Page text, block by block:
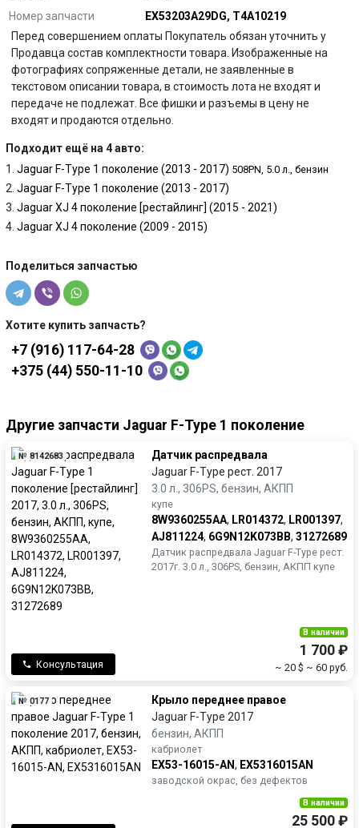
Номер запчасти
EX53203A29DG, T4A10219
Перед совершением оплаты Покупатель обязан уточнить у
Продавца состав комплектности товара. Изображенные на
фотографиях сопряженные детали, не заявленные в
текстовом описании товара, в стоимость лота не входят и
передаче не подлежат. Все фишки и разъемы в цену не
входят и продаются отдельно.
Подходит ещё на 4 авто:
Jaguar F-Type 1 поколение (2013 - 2017) 508PN, 5.0 л., бензин
Jaguar F-Type 1 поколение (2013 - 2017)
Jaguar XJ 4 поколение [рестайлинг] (2015 - 2021)
Jaguar XJ 4 поколение (2009 - 2015)
Поделиться запчастью
Хотите купить запчасть?
+7 (916) 117-64-28
+375 (44) 550-11-10
Другие запчасти Jaguar F-Type 1 поколение
№ 8142683
Датчик распредвала
Jaguar F-Type рест. 2017
3.0 л., 306PS, бензин, АКПП
купе
8W9360255AA, LR014372, LR001397,
AJ811224, 6G9N12K073BB, 31272689
Датчик распредвала Jaguar F-Type рест.
2017г. 3.0 л., 306PS, бензин, АКПП купе
Консультация
В наличии
1 700 ₽
~ 20 $ ~ 60 руб.
№ 0177
Крыло переднее правое
Jaguar F-Type 2017
бензин, АКПП
кабриолет
EX53-16015-AN, EX5316015AN
заводской окрас, без дефектов
В наличии
25 500 ₽